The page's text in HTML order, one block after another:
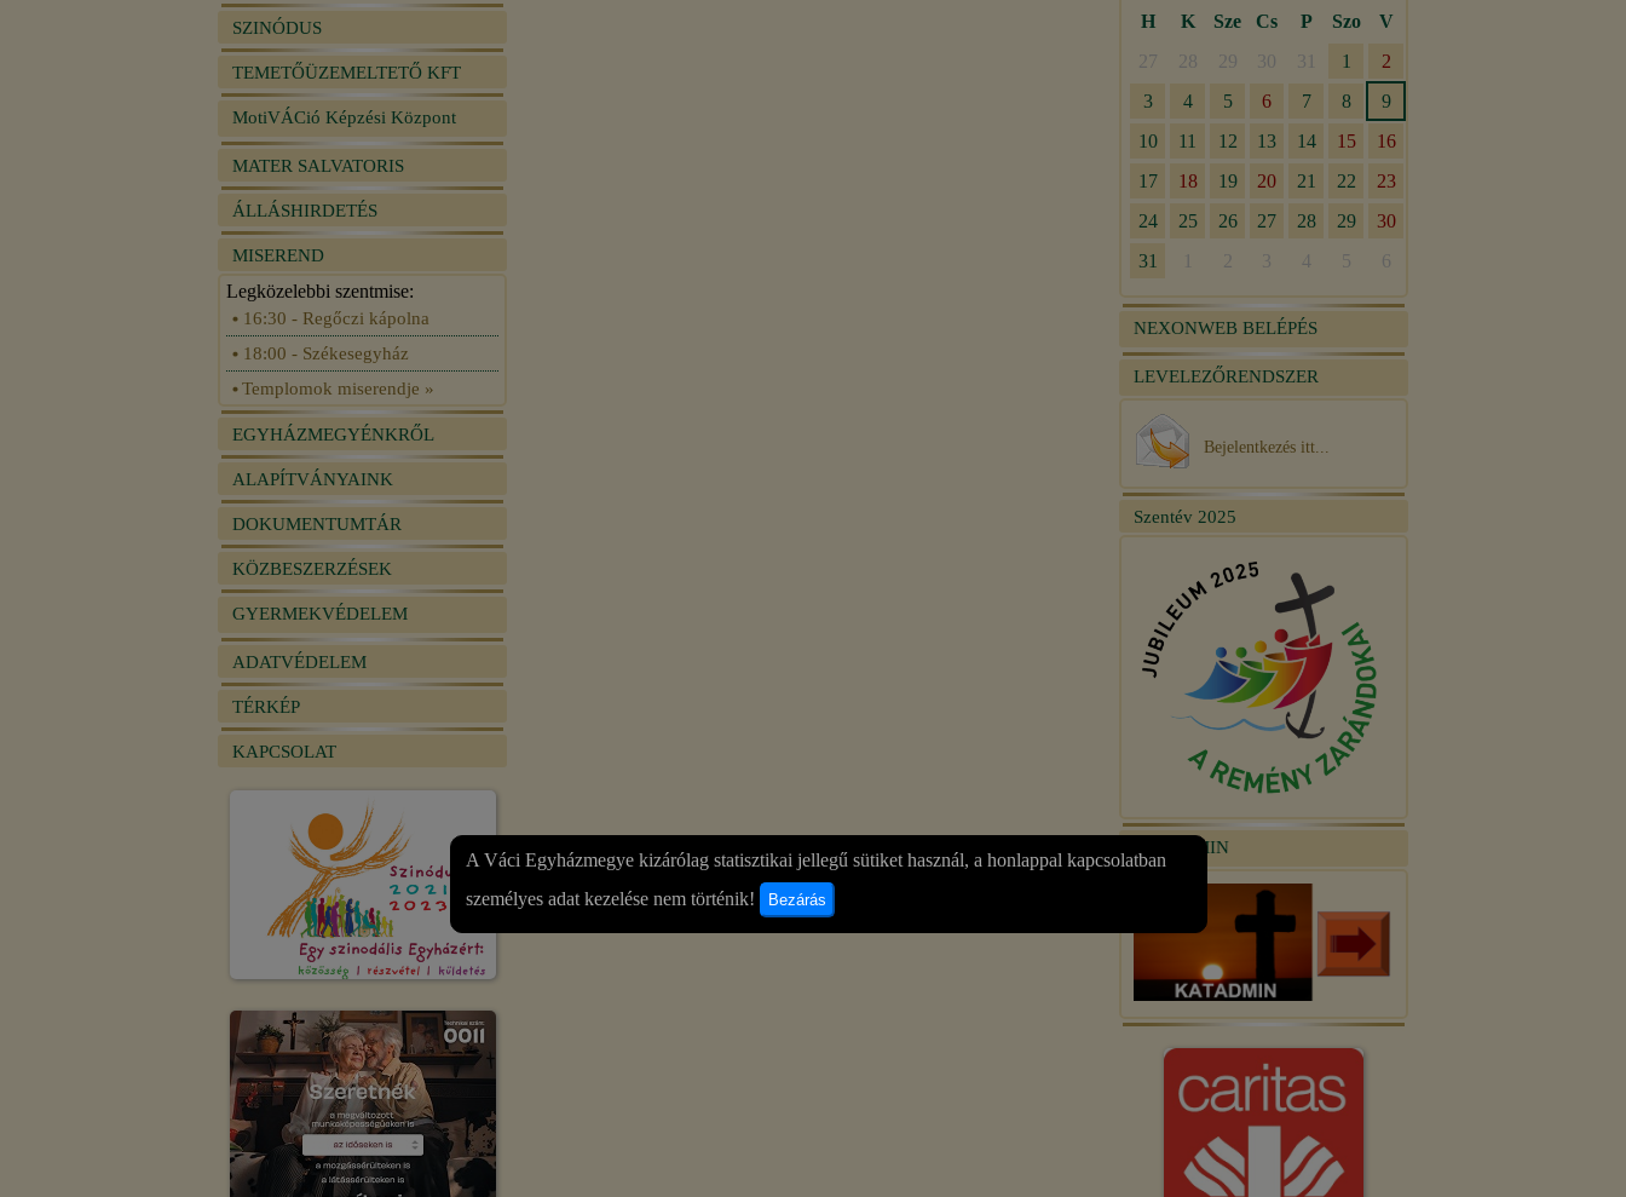
SZINÓDUS
TEMETŐÜZEMELTETŐ KFT
MotiVÁCió Képzési Központ
MATER SALVATORIS
ÁLLÁSHIRDETÉS
MISEREND
Legközelebbi szentmise:
16:30 - Regőczi kápolna
18:00 - Székesegyház
Templomok miserendje »
EGYHÁZMEGYÉNKRŐL
ALAPÍTVÁNYAINK
DOKUMENTUMTÁR
KÖZBESZERZÉSEK
GYERMEKVÉDELEM
ADATVÉDELEM
TÉRKÉP
KAPCSOLAT
NEXONWEB BELÉPÉS
LEVELEZŐRENDSZER
Bejelentkezés itt...
Szentév 2025
KATADMIN
A Váci Egyházmegye kizárólag statisztikai jellegű sütiket használ, a honlappal kapcsolatban
személyes adat kezelése nem történik!
Bezárás